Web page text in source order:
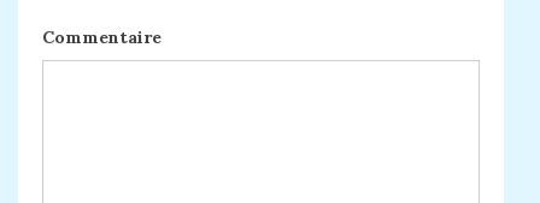
Commentaire